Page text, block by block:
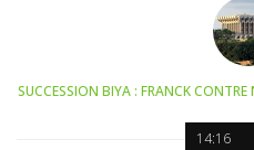
14:16
SUCCESSION BIYA : FRANCK